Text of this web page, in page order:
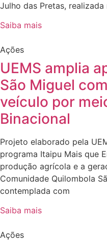
Julho das Pretas, realizada
Saiba mais
Ações
UEMS amplia
São Miguel
veículo por
Binacional
Projeto elaborado pela
programa Itaipu Mais que
produção agrícola e a
Comunidade Quilombola
contemplada com
Saiba mais
Ações